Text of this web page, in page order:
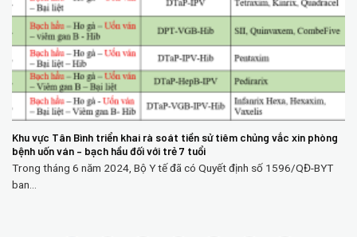
Khu vực Tân Bình triển khai rà soát tiền sử tiêm chủng vắc xin phòng
bệnh uốn ván – bạch hầu đối với trẻ 7 tuổi
Trong tháng 6 năm 2024, Bộ Y tế đã có Quyết định số 1596/QĐ-BYT
ban...